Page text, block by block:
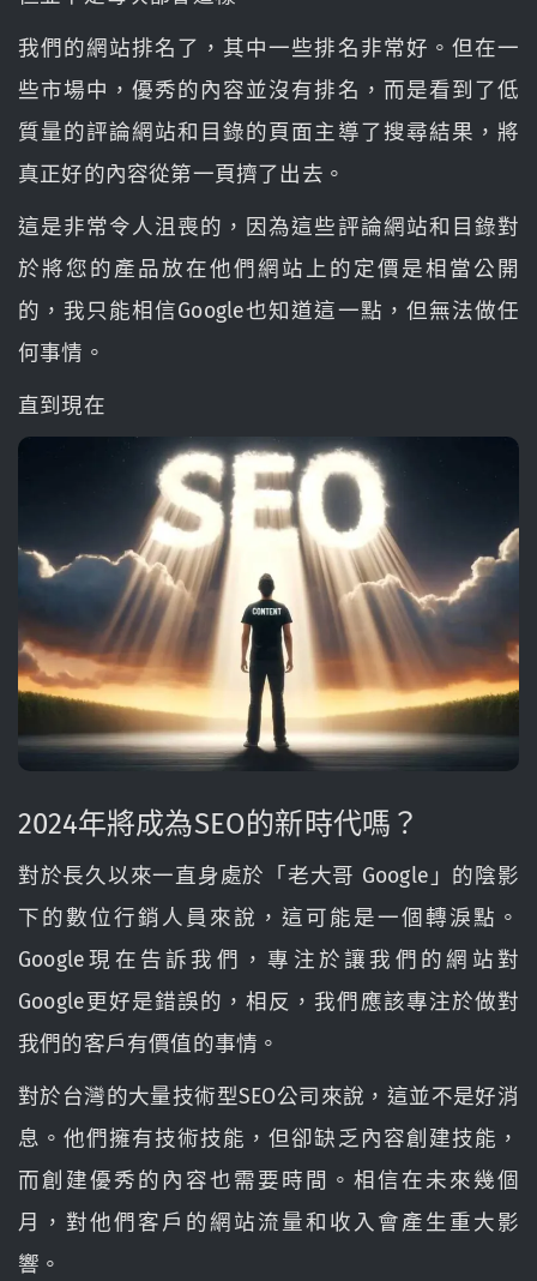
我們的網站排名了，其中一些排名非常好。但在一
些市場中，優秀的內容並沒有排名，而是看到了低
質量的評論網站和目錄的頁面主導了搜尋結果，將
真正好的內容從第一頁擠了出去。
這是非常令人沮喪的，因為這些評論網站和目錄對
於將您的產品放在他們網站上的定價是相當公開
的，我只能相信Google也知道這一點，但無法做任
何事情。
直到現在
2024年將成為SEO的新時代嗎？
對於長久以來一直身處於「老大哥 Google」的陰影
下的數位行銷人員來說，這可能是一個轉淚點。
Google現在告訴我們，專注於讓我們的網站對
Google更好是錯誤的，相反，我們應該專注於做對
我們的客戶有價值的事情。
對於台灣的大量技術型SEO公司來說，這並不是好消
息。他們擁有技術技能，但卻缺乏內容創建技能，
而創建優秀的內容也需要時間。相信在未來幾個
月，對他們客戶的網站流量和收入會產生重大影
響。